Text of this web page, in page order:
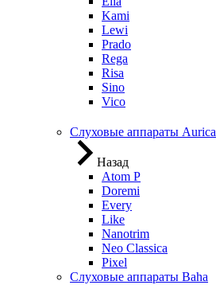
Kami
Lewi
Prado
Rega
Risa
Sino
Vico
Слуховые аппараты Aurica
Назад
Atom P
Doremi
Every
Like
Nanotrim
Neo Classica
Pixel
Слуховые аппараты Baha